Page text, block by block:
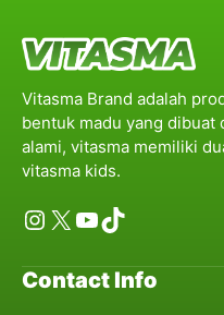
Vitasma Brand adalah
bentuk madu yang dibuat
alami, vitasma memiliki
vitasma kids.
Instagram
X YouTube
TikTok
Contact Info